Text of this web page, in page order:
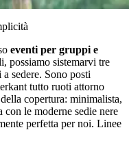
eventi per gruppi e
possiamo sistemarvi tre
sedere. Sono posti
tutto ruoti attorno
copertura: minimalista,
con le moderne sedie nere
perfetta per noi. Linee